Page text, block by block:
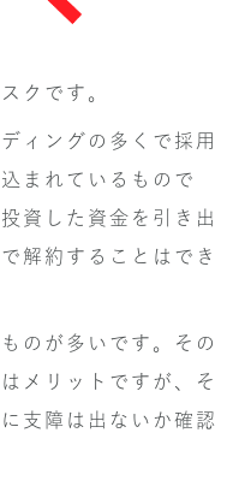
クです。
ィングの多くで採用
まれているもので
資した資金を引き出
解約することはでき
のが多いです。その
メリットですが、そ
支障は出ないか確認